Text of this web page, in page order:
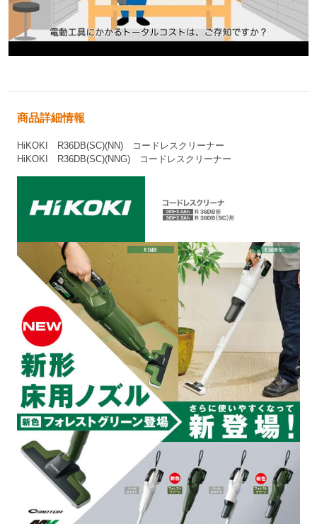
商品詳細情報
HiKOKI R36DB(SC)(NN) コードレスクリーナー
HiKOKI
R36DB(SC)(NNG) コードレスクリーナー